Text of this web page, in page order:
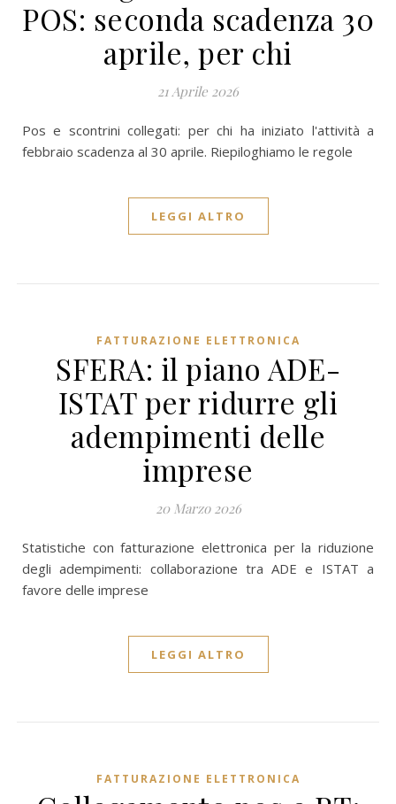
POS: seconda scadenza 30
aprile, per chi
21 Aprile 2026
Pos e scontrini collegati: per chi ha iniziato l'attività a
febbraio scadenza al 30 aprile. Riepiloghiamo le regole
LEGGI ALTRO
FATTURAZIONE ELETTRONICA
SFERA: il piano ADE-
ISTAT per ridurre gli
adempimenti delle
imprese
20 Marzo 2026
Statistiche con fatturazione elettronica per la riduzione
degli adempimenti: collaborazione tra ADE e ISTAT a
favore delle imprese
LEGGI ALTRO
FATTURAZIONE ELETTRONICA